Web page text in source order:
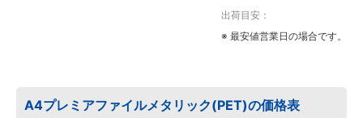
出荷目安：
※ 最安値営業日の場合です。
A4プレミアファイルメタリック(PET)の価格表